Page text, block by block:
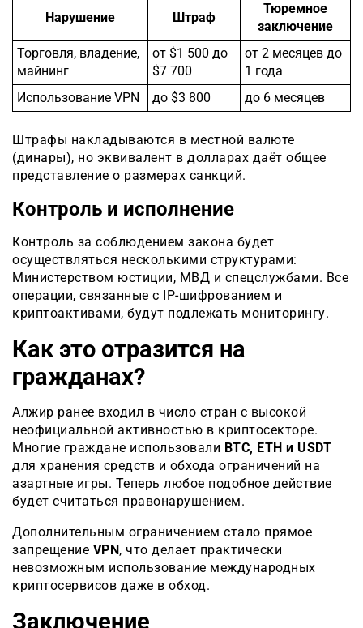
Нарушение Штраф
Тюремное
заключение
Торговля, владение,
майнинг
от $1 500 до
$7 700
от 2 месяцев до
1 года
Использование VPN
до $3 800 до 6 месяцев
Штрафы накладываются в местной валюте
(динары), но эквивалент в долларах даёт общее
представление о размерах санкций.
Контроль и исполнение
Контроль за соблюдением закона будет
осуществляться несколькими структурами:
Министерством юстиции, МВД и спецслужбами. Все
операции, связанные с IP-шифрованием и
криптоактивами, будут подлежать мониторингу.
Как это отразится на
гражданах?
Алжир ранее входил в число стран с высокой
неофициальной активностью в криптосекторе.
Многие граждане использовали BTC, ETH и USDT
для хранения средств и обхода ограничений на
азартные игры. Теперь любое подобное действие
будет считаться правонарушением.
Дополнительным ограничением стало прямое
запрещение VPN , что делает практически
невозможным использование международных
криптосервисов даже в обход.
Заключение